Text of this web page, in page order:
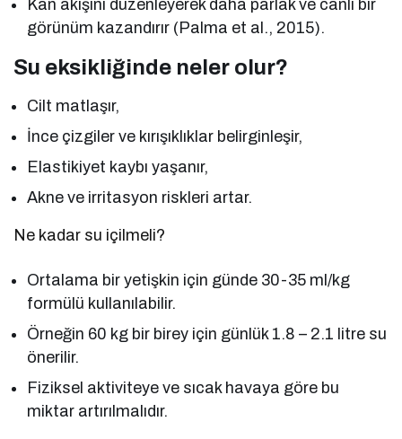
Kan akışını düzenleyerek daha parlak ve canlı bir
görünüm kazandırır (Palma et al., 2015).
Su eksikliğinde neler olur?
Cilt matlaşır,
İnce çizgiler ve kırışıklıklar belirginleşir,
Elastikiyet kaybı yaşanır,
Akne ve irritasyon riskleri artar.
Ne kadar su içilmeli?
Ortalama bir yetişkin için günde 30-35 ml/kg
formülü kullanılabilir.
Örneğin 60 kg bir birey için günlük 1.8 – 2.1 litre su
önerilir.
Fiziksel aktiviteye ve sıcak havaya göre bu
miktar artırılmalıdır.